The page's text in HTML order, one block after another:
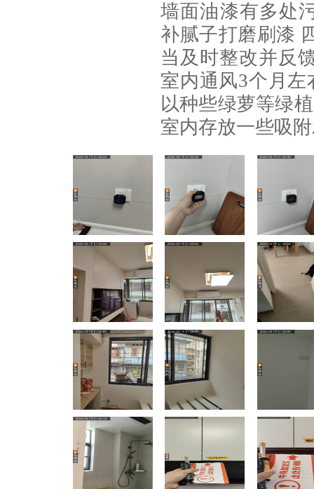
墙面油漆有多处
补腻子打磨刷漆
当及时整改并反
室内通风3个月
以种些绿萝等绿
室内存放一些吸